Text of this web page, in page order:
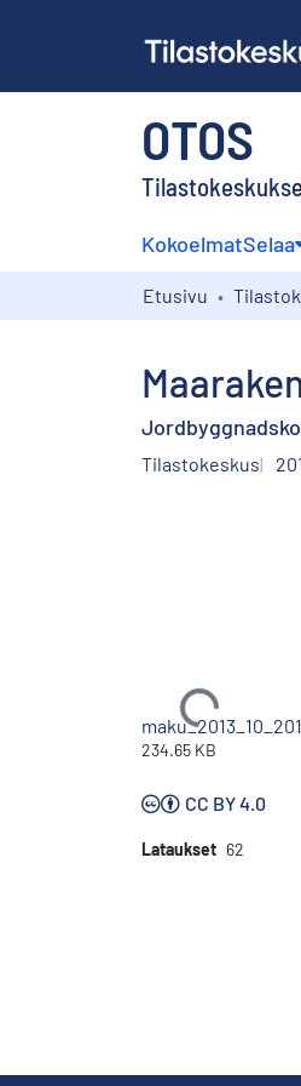
OTOS
KokoelmatSelaa
Etusivu
Tilastokeskus
Ladataan...
234.65 KB
CC BY 4.0
Lataukset 62